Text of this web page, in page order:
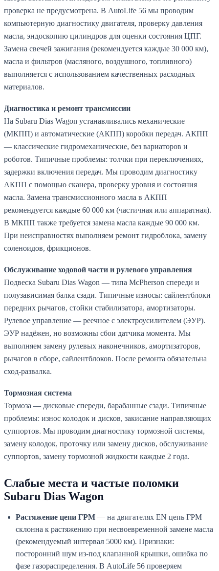
проверка не предусмотрена. В AutoLife 56 мы проводим
компьютерную диагностику двигателя, проверку давления
масла, эндоскопию цилиндров для оценки состояния ЦПГ.
Замена свечей зажигания (рекомендуется каждые 30 000 км),
масла и фильтров (масляного, воздушного, топливного)
выполняется с использованием качественных расходных
материалов.
Диагностика и ремонт трансмиссии
На Subaru Dias Wagon устанавливались механические
(МКПП) и автоматические (АКПП) коробки передач. АКПП
— классические гидромеханические, без вариаторов и
роботов. Типичные проблемы: толчки при переключениях,
задержки включения передач. Мы проводим диагностику
АКПП с помощью сканера, проверку уровня и состояния
масла. Замена трансмиссионного масла в АКПП
рекомендуется каждые 60 000 км (частичная или аппаратная).
В МКПП также требуется замена масла каждые 90 000 км.
При неисправностях выполняем ремонт гидроблока, замену
соленоидов, фрикционов.
Обслуживание ходовой части и рулевого управления
Подвеска Subaru Dias Wagon — типа McPherson спереди и
полузависимая балка сзади. Типичные износы: сайлентблоки
передних рычагов, стойки стабилизатора, амортизаторы.
Рулевое управление — реечное с электроусилителем (ЭУР).
ЭУР надёжен, но возможны сбои датчика момента. Мы
выполняем замену рулевых наконечников, амортизаторов,
рычагов в сборе, сайлентблоков. После ремонта обязательна
сход-развалка.
Тормозная система
Тормоза — дисковые спереди, барабанные сзади. Типичные
проблемы: износ колодок и дисков, закисание направляющих
суппортов. Мы проводим диагностику тормозной системы,
замену колодок, проточку или замену дисков, обслуживание
суппортов, замену тормозной жидкости каждые 2 года.
Слабые места и частые поломки
Subaru Dias Wagon
Растяжение цепи ГРМ — на двигателях EN цепь ГРМ
склонна к растяжению при несвоевременной замене масла
(рекомендуемый интервал 5000 км). Признаки:
посторонний шум из-под клапанной крышки, ошибка по
фазе газораспределения. В AutoLife 56 проверяем